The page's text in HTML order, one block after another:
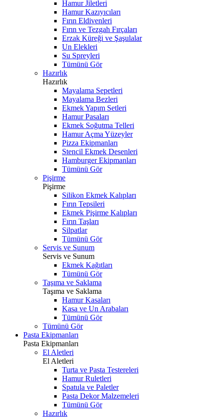
Hamur Jiletleri
Hamur Kazıyıcıları
Fırın Eldivenleri
Fırın ve Tezgah Fırçaları
Erzak Küreği ve Şaşulalar
Un Elekleri
Su Spreyleri
Tümünü Gör
Hazırlık
Hazırlık
Mayalama Sepetleri
Mayalama Bezleri
Ekmek Yapım Setleri
Hamur Pasaları
Ekmek Soğutma Telleri
Hamur Açma Yüzeyler
Pizza Ekipmanları
Stencil Ekmek Desenleri
Hamburger Ekipmanları
Tümünü Gör
Pişirme
Pişirme
Silikon Ekmek Kalıpları
Fırın Tepsileri
Ekmek Pişirme Kalıpları
Fırın Taşları
Silpatlar
Tümünü Gör
Servis ve Sunum
Servis ve Sunum
Ekmek Kağıtları
Tümünü Gör
Taşıma ve Saklama
Taşıma ve Saklama
Hamur Kasaları
Kasa ve Un Arabaları
Tümünü Gör
Tümünü Gör
Pasta Ekipmanları
Pasta Ekipmanları
El Aletleri
El Aletleri
Turta ve Pasta Testereleri
Hamur Ruletleri
Spatula ve Paletler
Pasta Dekor Malzemeleri
Tümünü Gör
Hazırlık